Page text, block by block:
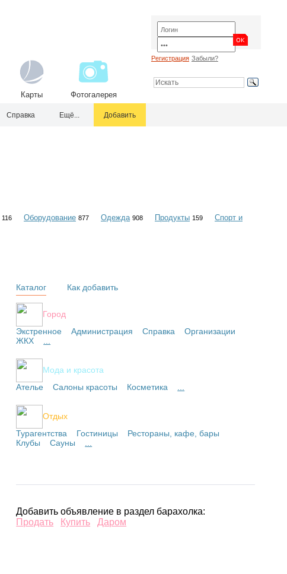
Карты Фотогалерея
Регистрация Забыли?
Справка Ещё... Добавить
116 Оборудование 877 Одежда 908 Продукты 159
Спорт и
Каталог
Город
Экстренное
Администрация Справка
Организации
ЖКХ
Мода и красота
Ателье
Салоны красоты Косметика
Отдых
Турагентства
Гостиницы
Рестораны, кафе, бары
Клубы
Сауны
Как добавить
Добавить объявление в раздел барахолка:
Продать
Купить Даром